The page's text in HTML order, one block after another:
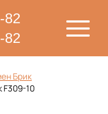
82
82
Брик
F309-10